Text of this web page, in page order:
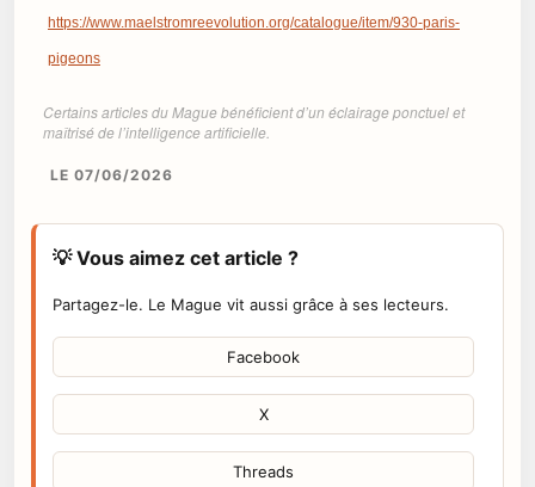
https://www.maelstromreevolution.org/catalogue/item/930-paris-
pigeons
Certains articles du Mague bénéficient d’un éclairage ponctuel et
maîtrisé de l’intelligence artificielle.
LE 07/06/2026
💡 Vous aimez cet article ?
Partagez-le. Le Mague vit aussi grâce à ses lecteurs.
Facebook
X
Threads